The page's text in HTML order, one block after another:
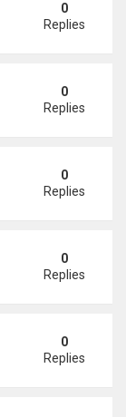
kiện
0
Replies
thu quang gánh
0
Replies
da chẳng kém
0
Replies
rời rạp
0
Replies
vợ chồng vẫn
0
Replies